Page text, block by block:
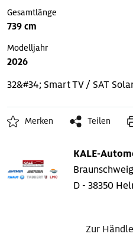
Gesamtlänge
739 cm
Modelljahr
2026
32&#34; Smart TV / SAT
Merken Teilen
KALE-
D - 38350
Zur